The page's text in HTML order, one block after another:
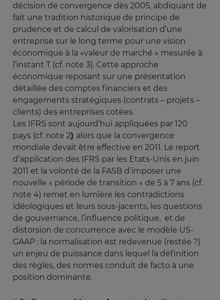
décision de convergence dès 2005, abdiquant de
fait une tradition historique de principe de
prudence et de calcul de valorisation d’une
entreprise sur le long terme pour une vision
économique à la «valeur de marché » mesurée à
l’instant T (cf. note 3). Cette approche
économique reposant sur une présentation
détaillée des comptes financiers et des
engagements stratégiques (contrats – projets –
clients) des entreprises cotées.
Les IFRS sont aujourd’hui appliquées par 120
pays (cf. note 2) alors que la convergence
mondiale devait être effective en 2011. Le report
d’application des IFRS par les Etats-Unis en juin
2011 et la volonté de la FASB d’imposer une
nouvelle « période de transition » de 5 à 7 ans (cf.
note 4) remet en lumière les contradictions
idéologiques et leurs sous-jacents, les questions
de gouvernance, l’influence politique, et de
distorsion de concurrence avec le modèle US-
GAAP : la normalisation est redevenue (restée ?)
un enjeu de puissance dans lequel la définition
des règles, des normes conduit de facto à une
position dominante.